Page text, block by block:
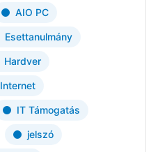
AIO PC
Esettanulmány
Hardver
Internet
IT Támogatás
jelszó